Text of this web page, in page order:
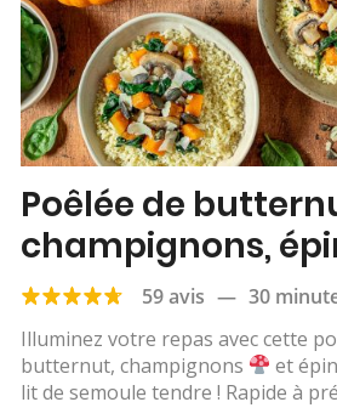
Poêlée de
champignons,
semoule59 avis — 30
Illuminez votre repas avec cette
butternut, champignons
et
lit de semoule tendre ! Rapide à